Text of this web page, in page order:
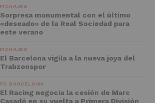
FICHAJES
Sorpresa monumental con el último
«deseado» de la Real Sociedad para
este verano
FICHAJES
El Barcelona vigila a la nueva joya del
Trabzonspor
FC BARCELONA
El Racing negocia la cesión de Marc
Casadó en su vuelta a Primera División